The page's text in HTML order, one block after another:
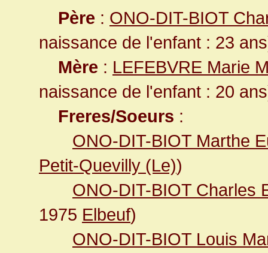
Père : ONO-DIT-BIOT
naissance de l'enfant : 23
Mère : LEFEBVRE Marie
naissance de l'enfant : 20
Freres/Soeurs :
ONO-DIT-BIOT Marthe
Petit-Quevilly (Le))
ONO-DIT-BIOT Charles
1975 Elbeuf)
ONO-DIT-BIOT Louis